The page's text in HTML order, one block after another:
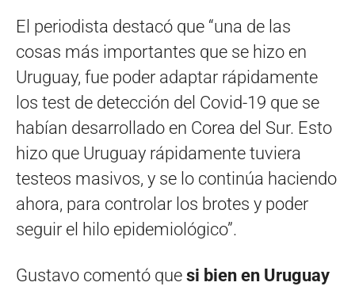
El periodista destacó que “una de las
cosas más importantes que se hizo en
Uruguay, fue poder adaptar rápidamente
los test de detección del Covid-19 que se
habían desarrollado en Corea del Sur. Esto
hizo que Uruguay rápidamente tuviera
testeos masivos, y se lo continúa haciendo
ahora, para controlar los brotes y poder
seguir el hilo epidemiológico”.
Gustavo comentó que si bien en Uruguay